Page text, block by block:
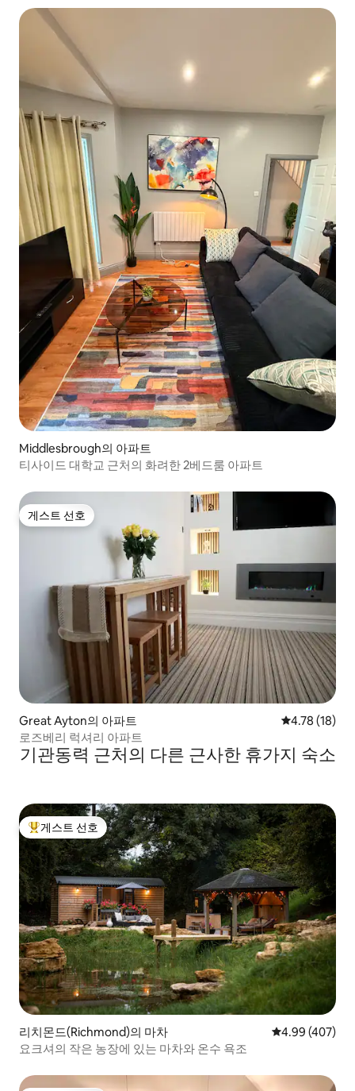
Middlesbrough의 아파트
티사이드 대학교 근처의 화려한 2베드룸 아파트
게스트 선호
게스트 선호
Great Ayton의 아파트 평점 4.78점
4.78 (18)
로즈베리 럭셔리 아파트
기관동력 근처의 다른 근사한 휴가지 숙소
상위 게스트 선호
게스트 선호
리치몬드(Richmond)의 마차 평점 4.99점(5
4.99 (407)
요크셔의 작은 농장에 있는 마차와 온수 욕조